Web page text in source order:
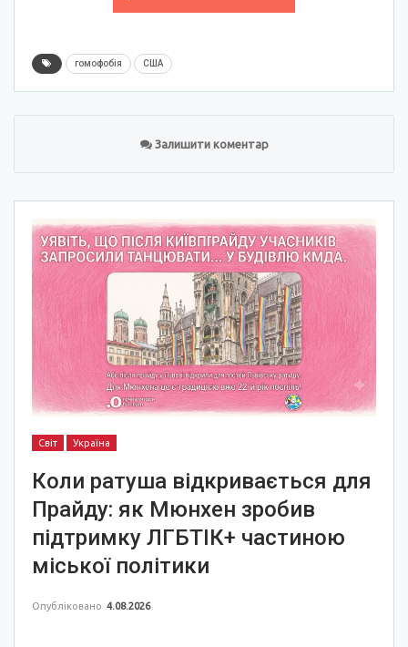
гомофобія США
Залишити коментар
Світ Україна
Коли ратуша відкривається для
Прайду: як Мюнхен зробив
підтримку ЛГБТІК+ частиною
міської політики
Опубліковано 4.08.2026